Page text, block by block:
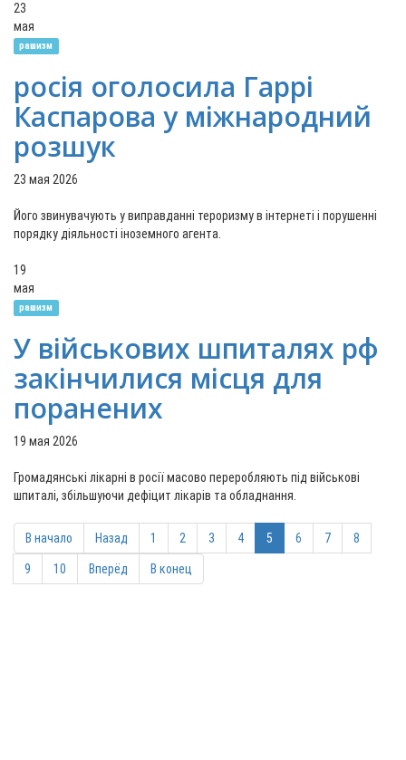
23
мая
рашизм
росія оголосила Гаррі
Каспарова у міжнародний
розшук
23 мая 2026
Його звинувачують у виправданні тероризму в інтернеті і порушенні
порядку діяльності іноземного агента.
19
мая
рашизм
У військових шпиталях рф
закінчилися місця для
поранених
19 мая 2026
Громадянські лікарні в росії масово переробляють під військові
шпиталі, збільшуючи дефіцит лікарів та обладнання.
В начало Назад 1 2 3 4 5 6 7 8
9 10 Вперёд В конец